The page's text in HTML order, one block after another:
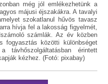
még jól emlékezhetünk a
májusi éjszakákra. A tavalyi
szokatlanul hűvös tavasz
hívja fel a lakosság figyelmét,
számlák. Az év közben
fogyasztás közötti különbséget
távhőszolgáltatásban érintett
kézhez. (Fotó: pixabay)